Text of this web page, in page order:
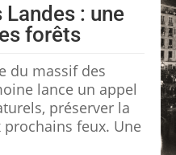
: une
forêts
du massif des
lance un appel
préserver la
feux. Une